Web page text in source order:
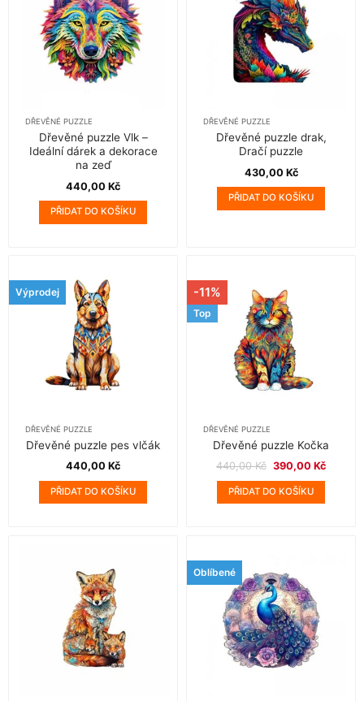
DŘEVĚNÉ PUZZLE
Dřevěné puzzle Vlk –
Ideální dárek a dekorace
na zeď
440,00 Kč
PŘIDAT DO KOŠÍKU
DŘEVĚNÉ PUZZLE
Dřevěné puzzle drak,
Dračí puzzle
430,00 Kč
PŘIDAT DO KOŠÍKU
Výprodej
DŘEVĚNÉ PUZZLE
Dřevěné puzzle pes vlčák
440,00 Kč
PŘIDAT DO KOŠÍKU
-11%
Top
DŘEVĚNÉ PUZZLE
Dřevěné puzzle Kočka
440,00Kč Původní
cena
byla:
440,00 Kč.
390,00 KčAktuální
je:
PŘIDAT DO KOŠÍKU
Oblíbené